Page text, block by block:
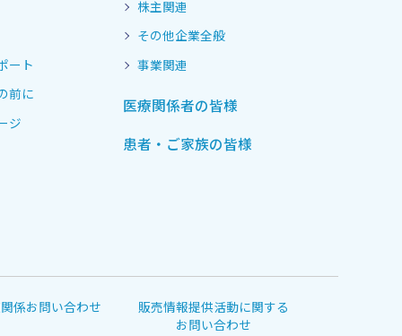
ート
前に
ジ
株主関連
その他企業全般
事業関連
医療関係者の皆様
患者・ご家族の皆様
係お問い合わせ
販売情報提供活動に関する
お問い合わせ